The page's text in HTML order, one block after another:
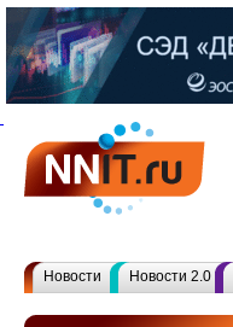
Новости Новости 2.0